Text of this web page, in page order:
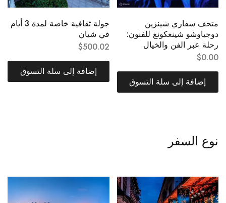
متحف سفاري شينزين
دوجياوشو شينغكونغ للفنون:
رحلة عبر الفن والخيال
$0.00
إضافة إلى سلة التسوق
جولة ثقافية خاصة لمدة 3 أيام
في شيان
$500.02
إضافة إلى سلة التسوق
نوع السفر